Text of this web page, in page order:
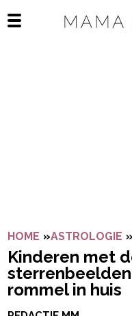
Open het mobiele
HOME »ASTROLOGIE »
Kinderen met
rommel in huis